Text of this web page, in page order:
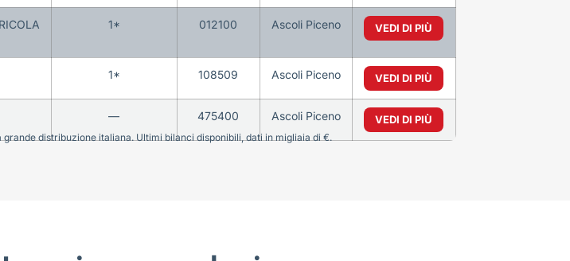
1* 012100 Ascoli Piceno VEDI DI PIÙ
1* 108509 Ascoli Piceno VEDI DI PIÙ
— 475400 Ascoli Piceno VEDI DI PIÙ
distribuzione italiana. Ultimi bilanci disponibili, dati in migliaia di €.